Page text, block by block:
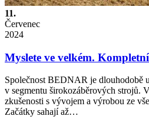
11.
Červenec
2024
Myslete ve velkém.
Společnost BEDNAR je dlouhodobě
v segmentu širokozáběrových strojů.
zkušenosti s vývojem a výrobou ze
Začátky sahají až…